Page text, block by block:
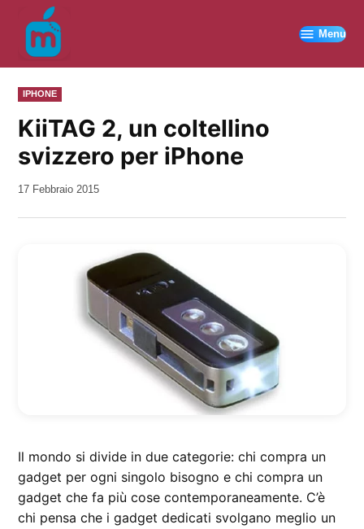
contenuto
Menu
PUBBLICATO
IN
IPHONE
KiiTAG 2, un coltellino
svizzero per iPhone
da
17 Febbraio 2015
Il mondo si divide in due categorie: chi compra un
gadget per ogni singolo bisogno e chi compra un
gadget che fa più cose contemporaneamente. C’è
chi pensa che i gadget dedicati svolgano meglio un